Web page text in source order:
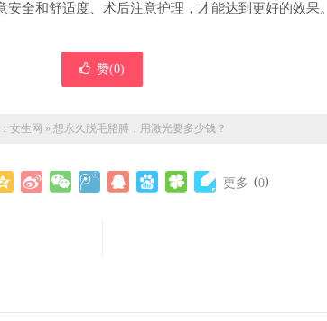
全和舒适度、术后注意护理，才能达到更好的效果。
赞(0)
女生网 » 想永久脱毛胳膊，用激光要多少钱？
更多 (0)